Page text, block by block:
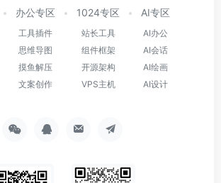
办公专区
工具插件
思维导图
摸鱼解压
文案创作
1024专区
站长工具
组件框架
开源架构
VPS主机
AI专区
AI办公
AI会话
AI绘画
AI设计